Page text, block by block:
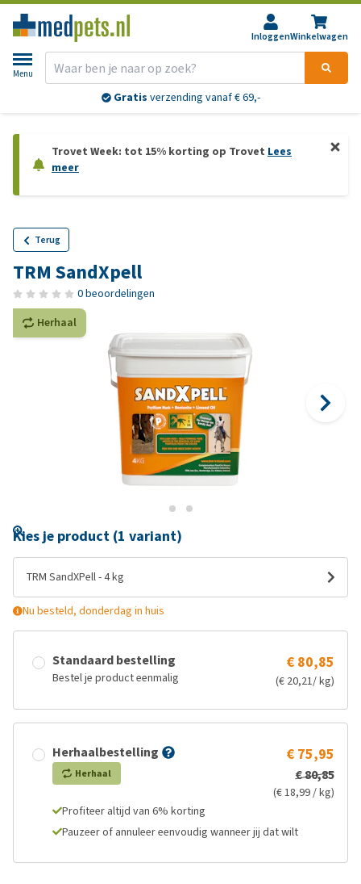
InloggenWinkelwagen
Menu
Gratis verzending vanaf € 69,-
Trovet Week: tot 15% korting op Trovet Lees
meer
Terug
TRM SandXpell
0 beoordelingen
Herhaal
Kies je product (1 variant)
TRM SandXPell - 4 kg
Nu besteld, donderdag in huis
Standaard bestelling
Bestel je product eenmalig
€ 80,85
(€ 20,21/ kg)
Herhaalbestelling
Herhaal
€ 75,95
€ 80,85
(€ 18,99 / kg)
Profiteer altijd van 6% korting
Pauzeer of annuleer eenvoudig wanneer jij dat wilt